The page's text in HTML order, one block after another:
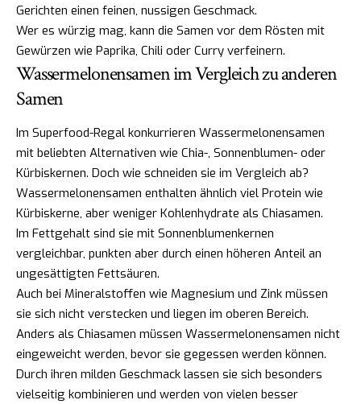
Gerichten einen feinen, nussigen Geschmack.
Wer es würzig mag, kann die Samen vor dem Rösten mit
Gewürzen wie Paprika, Chili oder Curry verfeinern.
Wassermelonensamen im Vergleich zu anderen
Samen
Im Superfood-Regal konkurrieren Wassermelonensamen
mit beliebten Alternativen wie Chia-, Sonnenblumen- oder
Kürbiskernen. Doch wie schneiden sie im Vergleich ab?
Wassermelonensamen enthalten ähnlich viel Protein wie
Kürbiskerne, aber weniger Kohlenhydrate als Chiasamen.
Im Fettgehalt sind sie mit Sonnenblumenkernen
vergleichbar, punkten aber durch einen höheren Anteil an
ungesättigten Fettsäuren.
Auch bei Mineralstoffen wie Magnesium und Zink müssen
sie sich nicht verstecken und liegen im oberen Bereich.
Anders als Chiasamen müssen Wassermelonensamen nicht
eingeweicht werden, bevor sie gegessen werden können.
Durch ihren milden Geschmack lassen sie sich besonders
vielseitig kombinieren und werden von vielen besser